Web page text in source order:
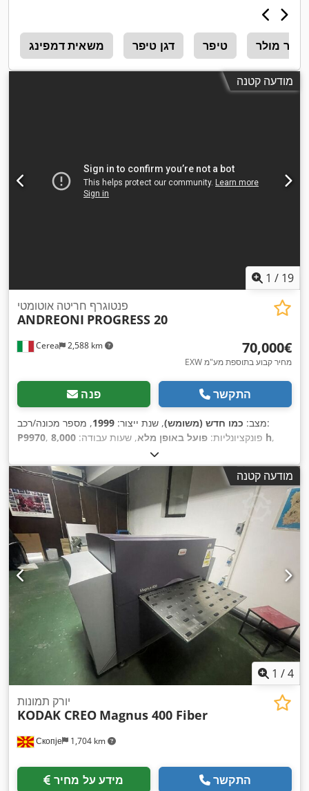
משאית דמפינג דגן טיפר טיפר מולר
מודעה קטנה
1 / 19
Cerea 2,588 km
פנטוגרף חריטה אוטומטי
ANDREONI PROGRESS 20
‏70,000 ‏€
EXW מחיר קבוע בתוספת מע"מ
פנה התקשר
מצב: כמו חדש (משומש), שנת ייצור: 1999
, מספר מכונה/רכב:
P9970
, פונקציונליות: פועל באופן מלא, שעות עבודה: 8,000 h,
, תחום הסיבוב:
°, כוונון גדר חיתוך: מופעל CNC , מהירות סיבוב (מקסימלית):
18,000 סל"ד
, מהירות סיבובית (דק'): 12,000 סל"ד
, שנת שיפוץ
אחרונה:
2024 , ציוד: סימון CE, תיעוד / מדריך,
מודעה קטנה
1 /4
Скопје 1,704 km
יורק תמונות
KODAK CREO Magnus 400 Fiber
מידע על מחיר התקשר